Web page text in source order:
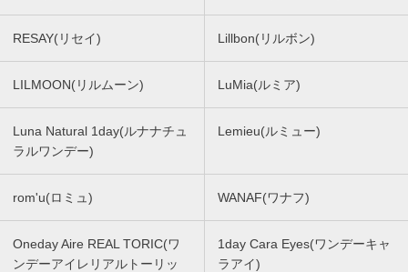
RESAY(リセイ) Lillbon(リルボン)
LILMOON(リルムーン) LuMia(ルミア)
Luna Natural 1day(ルナナチュ
ラルワンデー)
Lemieu(ルミュー)
rom'u(ロミュ) WANAF(ワナフ)
Oneday Aire REAL TORIC(ワ
ンデーアイレリアルトーリッ
1day Cara Eyes(ワンデーキャ
ラアイ)